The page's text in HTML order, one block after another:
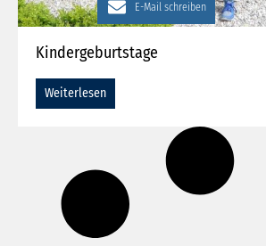
Kindergeburtstage
Weiterlesen
E-Mail schreiben